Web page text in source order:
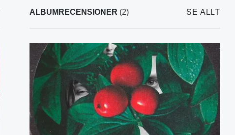
ALBUMRECENSIONER (2) SE ALLT